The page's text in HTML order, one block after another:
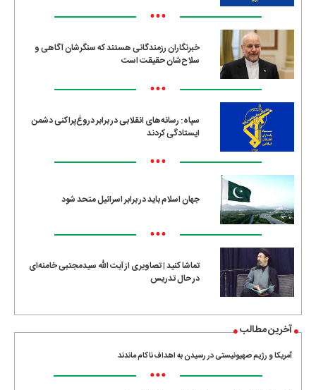
•••
خبرنگاران رزمندگانی هستند که سنگرشان آگاهی و
سلاح‌شان حقیقت است
•••
سپاه: رسانه‌های انقلابی در برابر دروغ‌پراکنی دشمن
ایستادگی کردند
•••
جهان اسلام باید در برابر اسرائیل متحد شود
•••
تماشا کنید | تصاویری از آیت الله سیدمجتبی خامنه‌ای
در حال تدریس
آخرین مطالب
آمریکا و رژیم صهیونیستی در رسیدن به اهداف ناکام ماندند
•••